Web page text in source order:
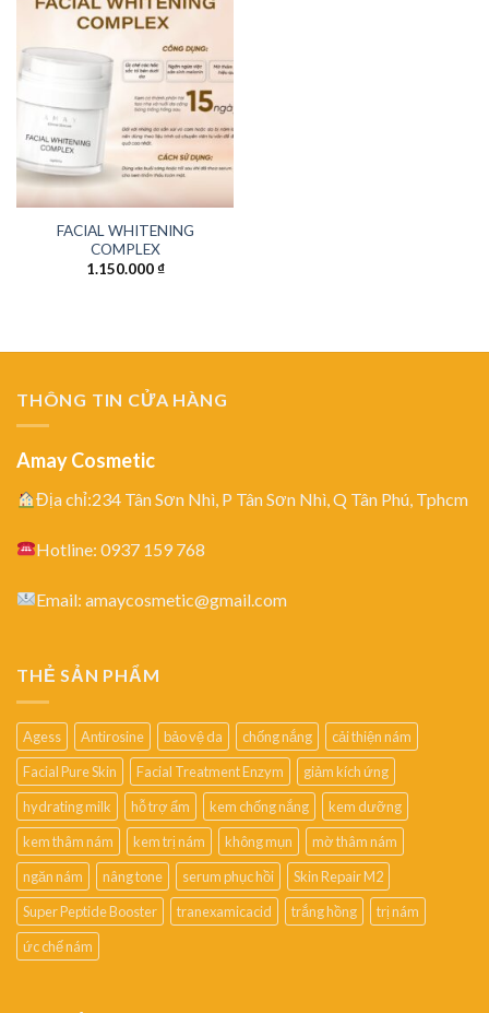
FACIAL WHITENING
COMPLEX
1.150.000₫
THÔNG TIN CỬA HÀNG
Amay Cosmetic
Địa chỉ:234 Tân Sơn Nhì, P Tân Sơn Nhì, Q Tân Phú, Tphcm
Hotline: 0937 159 768
Email: amaycosmetic@gmail.com
THẺ SẢN PHẨM
Agess Antirosine bảo vệ da chống nắng
cải thiện nám
Facial Pure Skin
Facial Treatment Enzym
giảm kích ứng
hydrating milk
hỗ trợ ẩm kem chống nắng
kem dưỡng
kem thâm nám
kem trị nám không mụn
mờ thâm nám
ngăn nám
nâng tone serum phục hồi
Skin Repair M2
Super Peptide Booster
tranexamicacid trắng hồng
trị nám
ức chế nám